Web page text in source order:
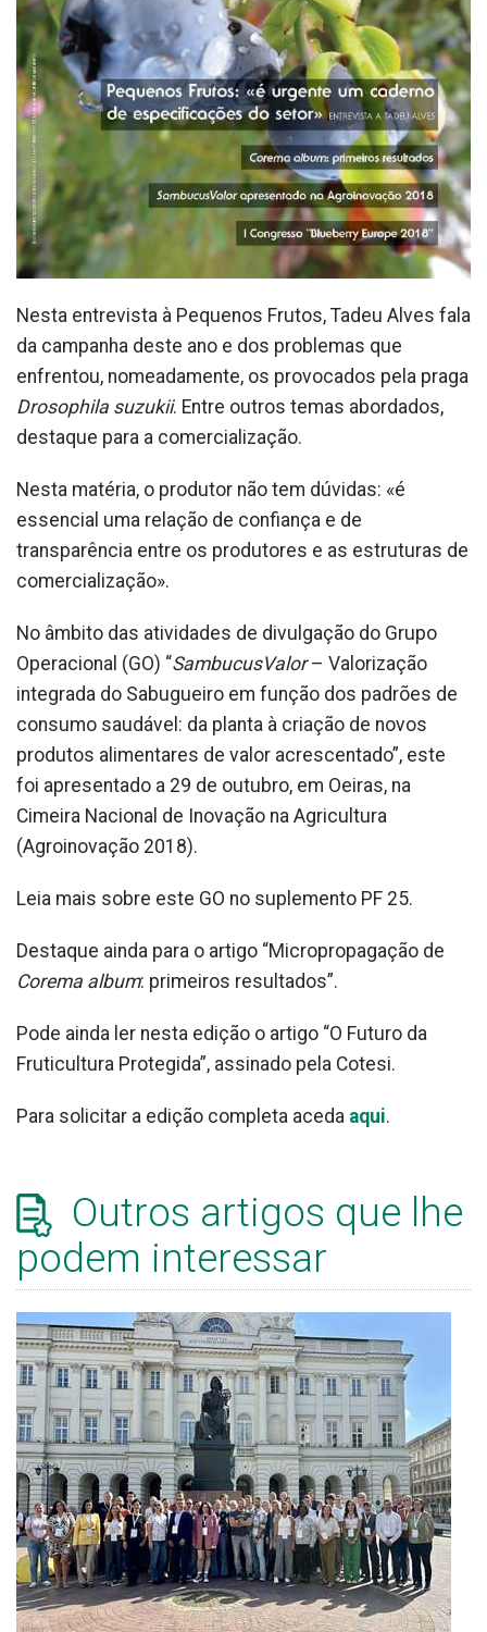
Nesta entrevista à Pequenos Frutos, Tadeu Alves fala
da campanha deste ano e dos problemas que
enfrentou, nomeadamente, os provocados pela praga
Drosophila suzukii. Entre outros temas abordados,
destaque para a comercialização.
Nesta matéria, o produtor não tem dúvidas: «é
essencial uma relação de confiança e de
transparência entre os produtores e as estruturas de
comercialização».
No âmbito das atividades de divulgação do Grupo
Operacional (GO) “SambucusValor– Valorização
integrada do Sabugueiro em função dos padrões de
consumo saudável: da planta à criação de novos
produtos alimentares de valor acrescentado”, este
foi apresentado a 29 de outubro, em Oeiras, na
Cimeira Nacional de Inovação na Agricultura
(Agroinovação 2018).
Leia mais sobre este GO no suplemento PF 25.
Destaque ainda para o artigo “Micropropagação de
Corema album: primeiros resultados”.
Pode ainda ler nesta edição o artigo “O Futuro da
Fruticultura Protegida”, assinado pela Cotesi.
Para solicitar a edição completa aceda aqui.
Outros artigos que lhe
podem interessar